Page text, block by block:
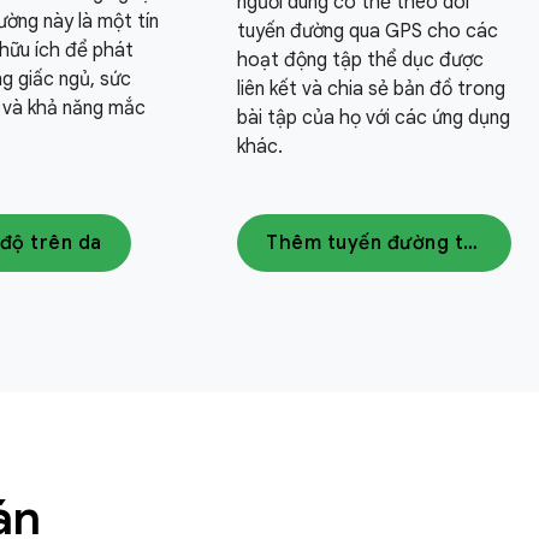
này là một tín
ích để phát
giấc ngủ, sức
khả năng mắc
trên da
tuyến đường qua GPS cho các
hoạt động tập thể dục được
liên kết và chia sẻ bản đồ trong
bài tập của họ với các ứng dụng
khác.
Thêm tuyến đường tập thể dục